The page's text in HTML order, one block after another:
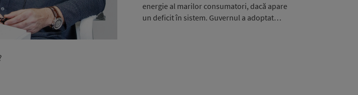
energie al marilor consumatori, dacă apare
un deficit în sistem. Guvernul a adoptat…